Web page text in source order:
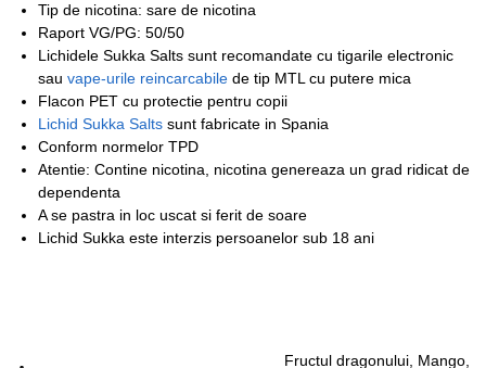
Tip de nicotina: sare de nicotina
Raport VG/PG: 50/50
Lichidele Sukka Salts sunt recomandate cu tigarile electronic
sau vape-urile reincarcabile de tip MTL cu putere mica
Flacon PET cu protectie pentru copii
Lichid Sukka Salts sunt fabricate in Spania
Conform normelor TPD
Atentie: Contine nicotina, nicotina genereaza un grad ridicat de
dependenta
A se pastra in loc uscat si ferit de soare
Lichid Sukka este interzis persoanelor sub 18 ani
Fructul dragonului, Mango,